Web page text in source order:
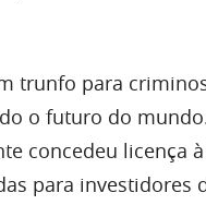
trunfo para
o futuro do
concedeu licença
para investidores